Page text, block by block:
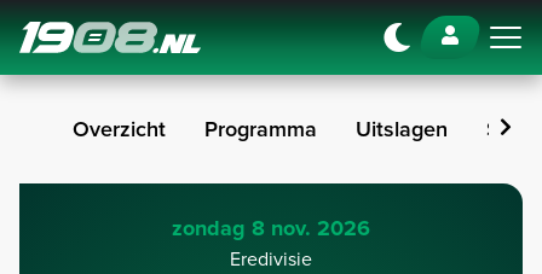
Navigation
Overzicht Programma Uitslagen Stand
zondag 8 nov. 2026
Eredivisie